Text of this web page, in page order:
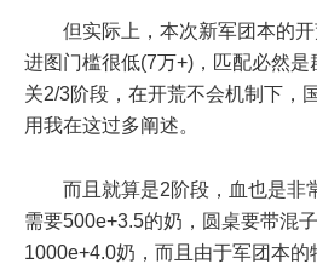
但实际上，本次新军团本的
进图门槛很低(7万+)，匹配必然是
关2/3阶段，在开荒不会机制下，
用我在这过多阐述。
而且就算是2阶段，血也是非
需要500e+3.5的奶，圆桌要带混
1000e+4.0奶，而且由于军团本的